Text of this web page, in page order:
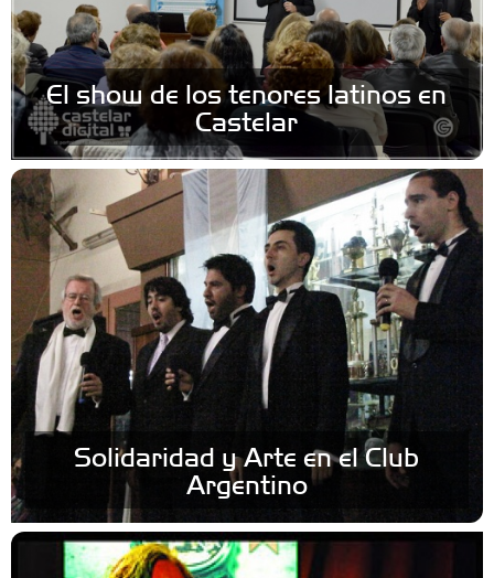
El show de los tenores latinos en
Castelar
Solidaridad y Arte en el Club
Argentino